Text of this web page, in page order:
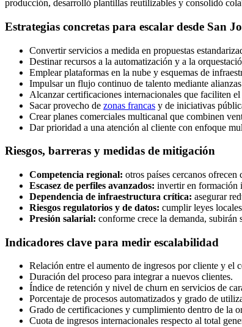
producción, desarrolló plantillas reutilizables y consolidó
Estrategias concretas para escalar desde San
Convertir servicios a medida en propuestas
Destinar recursos a la automatización y a la
Emplear plataformas en la nube y esquemas de
Impulsar un flujo continuo de talento mediante
Alcanzar certificaciones internacionales que faciliten
Sacar provecho de zonas francas y de iniciativas
Crear planes comerciales multicanal que combinen
Dar prioridad a una atención al cliente con enfoque
Riesgos, barreras y medidas de mitigación
Competencia regional: otros países cercanos
Escasez de perfiles avanzados: invertir en formación
Dependencia de infraestructura crítica: asegurar
Riesgos regulatorios y de datos: cumplir leyes
Presión salarial: conforme crece la demanda,
Indicadores clave para medir escalabilidad
Relación entre el aumento de ingresos por cliente y el
Duración del proceso para integrar a nuevos clientes.
Índice de retención y nivel de churn en servicios de
Porcentaje de procesos automatizados y grado de
Grado de certificaciones y cumplimiento dentro de la
Cuota de ingresos internacionales respecto al total